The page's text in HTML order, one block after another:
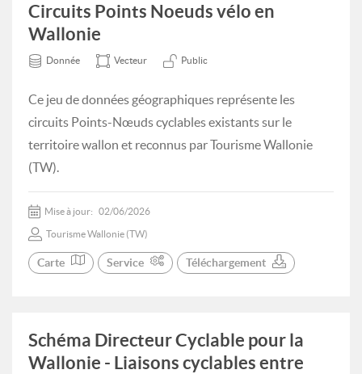
Circuits Points Noeuds vélo en
Wallonie
Donnée Vecteur Public
Ce jeu de données géographiques représente les
circuits Points-Nœuds cyclables existants sur le
territoire wallon et reconnus par Tourisme Wallonie
(TW).
Mise à jour: 02/06/2026
Tourisme Wallonie (TW)
Carte Service Téléchargement
Schéma Directeur Cyclable pour la
Wallonie - Liaisons cyclables entre